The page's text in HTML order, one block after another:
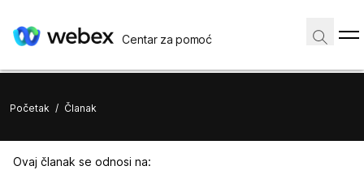
Centar za pomoć
Početak / Članak
Ovaj članak se odnosi na: